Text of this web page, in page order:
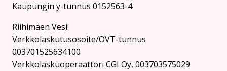
Kaupungin y-tunnus 0152563-4
Rii­hi­mäen Vesi:
Verkkolaskutusosoite/OVT-tunnus
003701525634100
Verkkolaskuoperaattori CGI Oy, 003703575029